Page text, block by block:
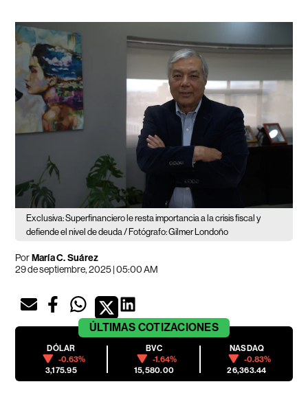
Exclusiva: Superfinanciero le resta importancia a la crisis fiscal y
defiende el nivel de deuda / Fotógrafo: Gilmer Londoño
PorMaría C. Suárez
29 de septiembre, 2025 | 05:00 AM
ÚLTIMAS COTIZACIONES
DÓLAR
-0.63%
3,175.95
BVC
-1.64%
15,580.00
NASDAQ
-0.83%
26,363.44